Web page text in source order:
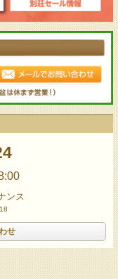
ンス
せ